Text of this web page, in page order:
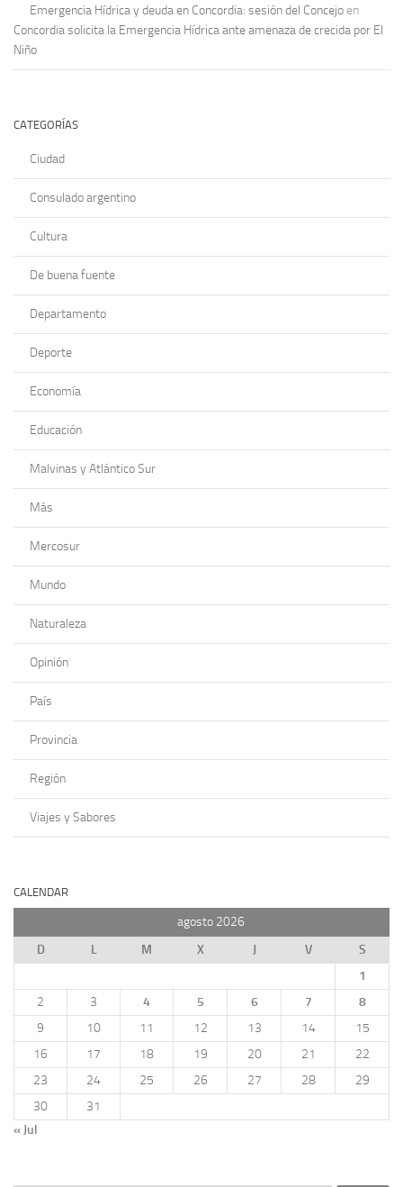
Emergencia Hídrica y deuda en Concordia: sesión del Concejo en
Concordia solicita la Emergencia Hídrica ante amenaza de crecida por El
Niño
CATEGORÍAS
Ciudad
Consulado argentino
Cultura
De buena fuente
Departamento
Deporte
Economía
Educación
Malvinas y Atlántico Sur
Más
Mercosur
Mundo
Naturaleza
Opinión
País
Provincia
Región
Viajes y Sabores
CALENDAR
agosto 2026
D
L M X J V
S
1
2
3 4 5 6 7
8
9
10 11 12 13 14
15
16
17 18 19 20 21
22
23
24 25 26 27 28
29
30
31
« Jul